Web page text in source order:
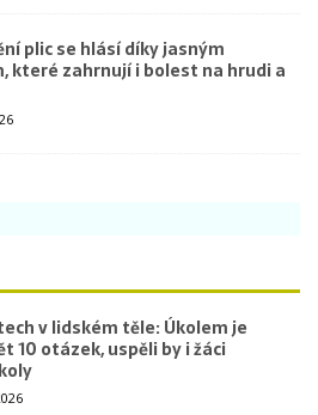
plic se hlásí díky jasným
které zahrnují i bolest na hrudi a
v lidském těle: Úkolem je
10 otázek, uspěli by i žáci